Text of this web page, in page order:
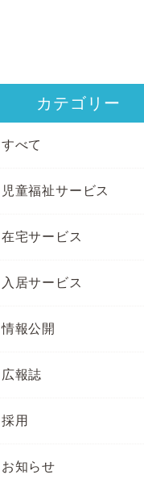
カテゴリー
すべて
児童福祉サービス
在宅サービス
入居サービス
情報公開
広報誌
採用
お知らせ